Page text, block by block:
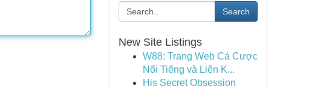
Search
New Site Listings
W88: Trang Web Cá Cược
Nổi Tiếng và Liên K...
His Secret Obsession